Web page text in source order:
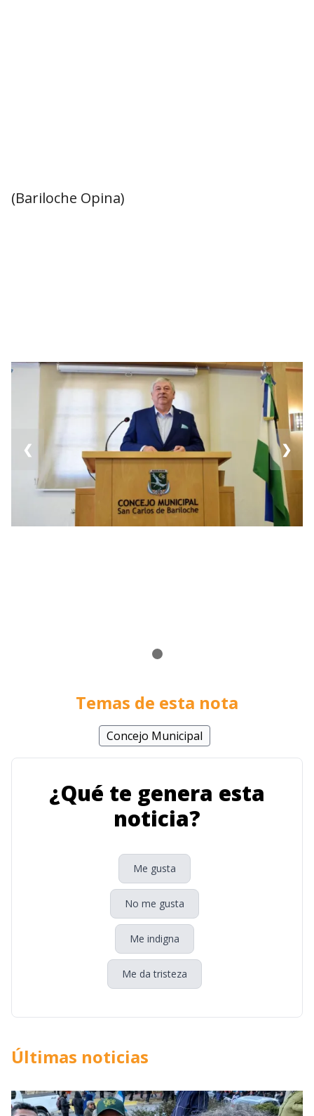
(Bariloche Opina)
❮ ❯
Temas de esta nota
Concejo Municipal
¿Qué te genera esta
noticia?
Me gusta
No me gusta
Me indigna
Me da tristeza
Últimas noticias